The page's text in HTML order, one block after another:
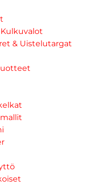
& Uistelutargat